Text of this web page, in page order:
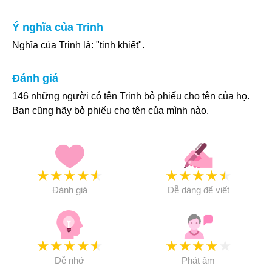
Ý nghĩa của Trinh
Nghĩa của Trinh là: "tinh khiết".
Đánh giá
146 những người có tên Trinh bỏ phiếu cho tên của họ.
Bạn cũng hãy bỏ phiếu cho tên của mình nào.
★★★★★
Đánh giá
★★★★★
Dễ dàng để viết
★★★★★
Dễ nhớ
★★★★
Phát âm